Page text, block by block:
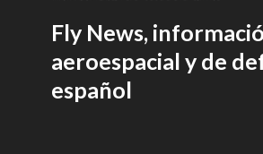
Fly News,
aeroespacial y de
español